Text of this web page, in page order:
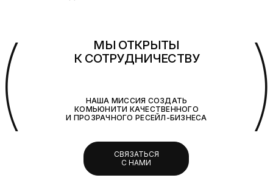
МЫ ОТКРЫТЫ
К СОТРУДНИЧЕСТВУ
НАША МИССИЯ СОЗДАТЬ
КОМЬЮНИТИ КАЧЕСТВЕННОГО
И ПРОЗРАЧНОГО РЕСЕЙЛ-БИЗНЕСА
СВЯЗАТЬСЯ
С НАМИ